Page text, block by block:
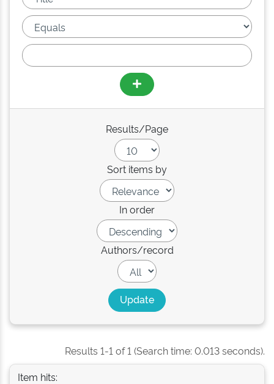
Results/Page
Sort items by
In order
Authors/record
Results 1-1 of 1 (Search time: 0.013 seconds).
Item hits: